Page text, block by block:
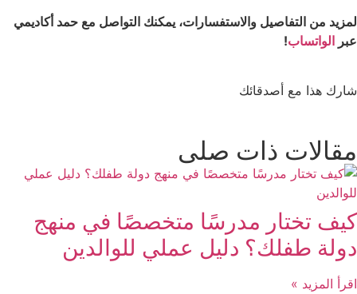
لمزيد من التفاصيل والاستفسارات، يمكنك التواصل مع حمد أكاديمي
عبر الواتساب!
شارك هذا مع أصدقائك
مقالات ذات صلى
كيف تختار مدرسًا متخصصًا في منهج
دولة طفلك؟ دليل عملي للوالدين
اقرأ المزيد »